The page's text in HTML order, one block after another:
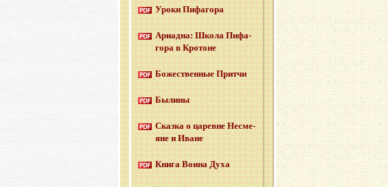
Уроки Пи­фа­го­ра
Ари­ад­на: Школа Пи­фа­
го­ра в Кро­тоне
Бо­же­ствен­ные Прит­чи
Бы­ли­ны
Сказ­ка о ца­ревне Несме­
яне и Иване
Книга Воина Духа